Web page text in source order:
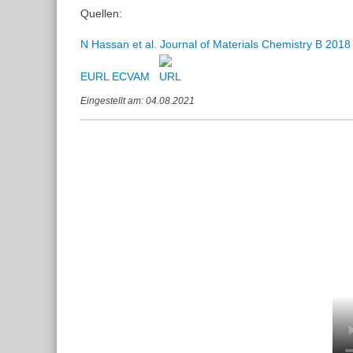
Quellen:
N Hassan et al. Journal of Materials Chemistry B 2018
EURL ECVAM
Eingestellt am: 04.08.2021